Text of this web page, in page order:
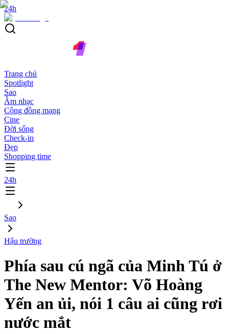
24h
Trang chủ
Spotlight
Sao
Âm nhạc
Cộng đồng mạng
Cine
Đời sống
Check-in
Đẹp
Shopping time
24h
Sao
Hậu trường
Phía sau cú ngã của Minh Tú ở
The New Mentor: Võ Hoàng
Yến an ủi, nói 1 câu ai cũng rơi
nước mắt